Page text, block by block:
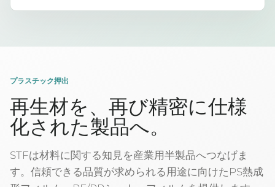
プラスチック押出
再生材を、再び精密に仕様
化された製品へ。
STFは材料に関する知見を産業用半製品へつなげま
す。信頼できる品質が求められる用途に向けたPS熱成